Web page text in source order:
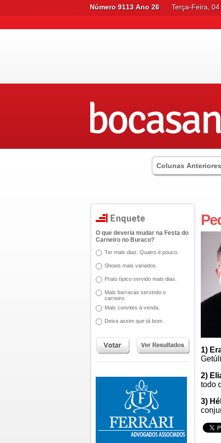
Número 9113 Ano 26 Terça-Feira,
Colunas Anteriores
O que deveria mudar na Festa do
Carneiro no Buraco?
Ter mais dias. Quatro é pouco.
Shows mais variados.
Prato típico servido mais dias.
Mais barracas servindo o
carneiro.
Mais convites à venda.
Deixa assim que tá bom.
1)
2)
todo
3)